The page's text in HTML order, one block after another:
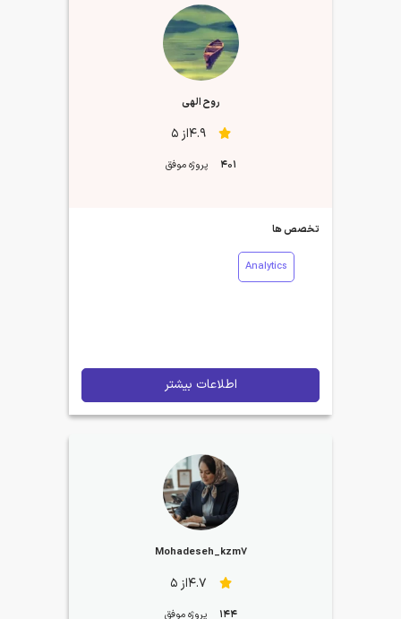
روح الهی
4.9از 5
401 پروژه موفق
تخصص ها
Analytics
اطلاعات بیشتر
Mohadeseh_kzm7
4.7از 5
144 پروژه موفق